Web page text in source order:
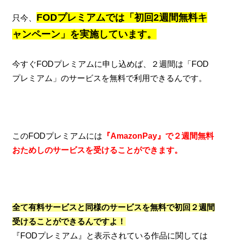
只今、 FODプレミアムでは「初回2週間無料キ
ャンペーン」を実施しています。
今すぐFODプレミアムに申し込めば、２週間は「FOD
プレミアム」のサービスを無料で利用できるんです。
このFODプレミアムには 『AmazonPay』で２週間無料
おためしのサービスを受けることができます。
全て有料サービスと同様のサービスを無料で初回２週間
受けることができるんですよ！
『FODプレミアム』と表示されている作品に関しては